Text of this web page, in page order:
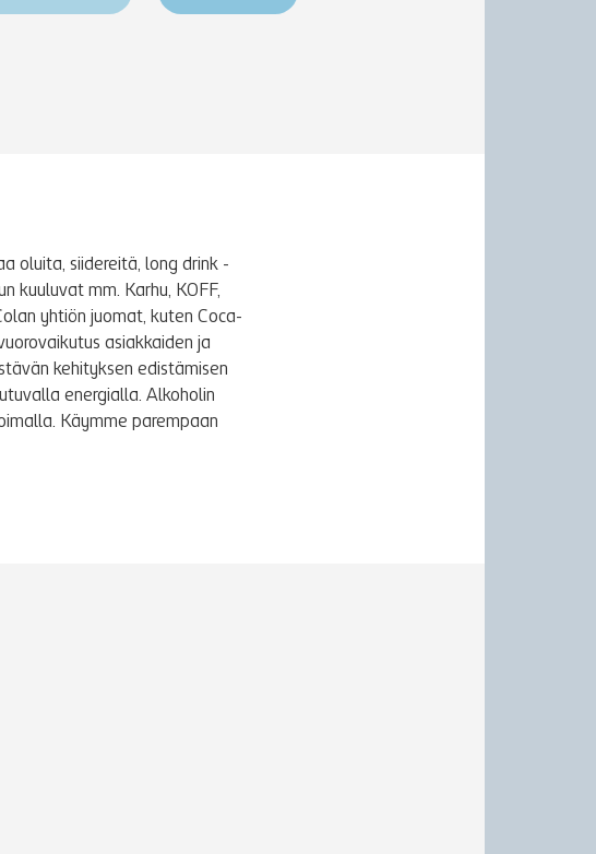
oluita, siidereitä, long drink -
kuuluvat mm. Karhu, KOFF,
yhtiön juomat, kuten Coca-
asiakkaiden ja
kehityksen edistämisen
energialla. Alkoholin
Käymme parempaan